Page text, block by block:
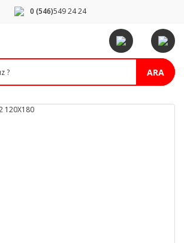
0 (546)549 24 24
ARA